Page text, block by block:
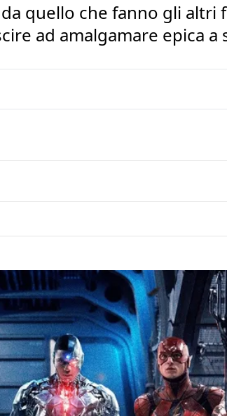
quello che fanno gli altri
ad amalgamare epica